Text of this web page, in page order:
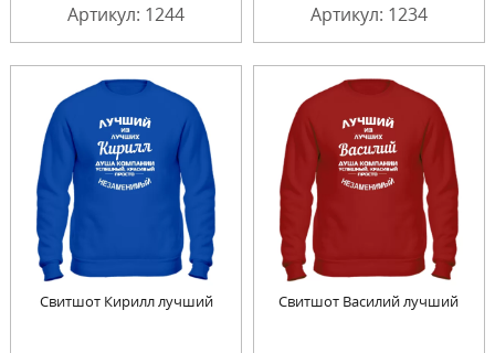
Артикул: 1244 Артикул: 1234
Свитшот Кирилл лучший Свитшот Василий лучший